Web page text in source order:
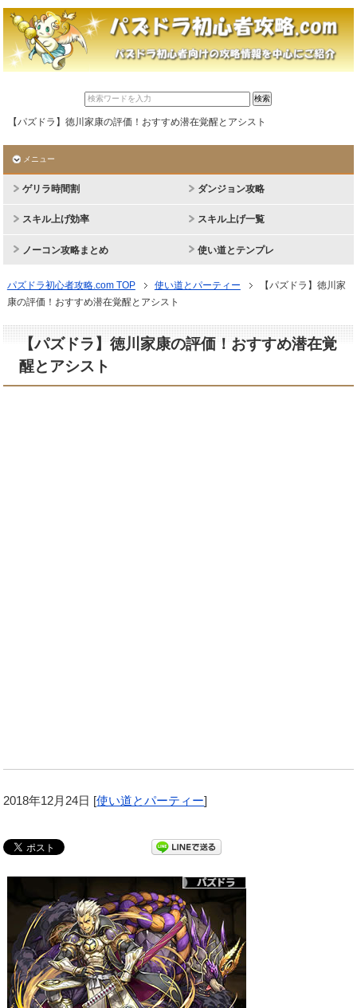
【パズドラ】徳川家康の評価！おすすめ潜在覚醒とアシスト
メニュー
ゲリラ時間割 ダンジョン攻略
スキル上げ効率 スキル上げ一覧
ノーコン攻略まとめ 使い道とテンプレ
パズドラ初心者攻略.com TOP 使い道とパーティー
【パズドラ】徳川家
康の評価！おすすめ潜在覚醒とアシスト
【パズドラ】徳川家康の評価！おすすめ潜在覚
醒とアシスト
2018年12月24日 [使い道とパーティー]